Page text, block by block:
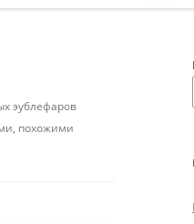
эублефаров
похожими